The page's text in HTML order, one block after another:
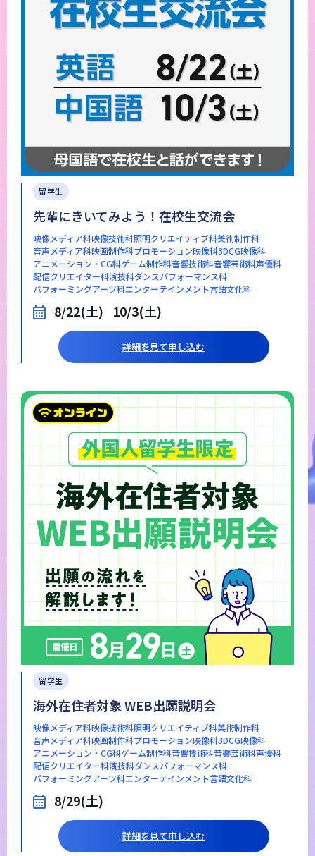
留学生
先輩にきいてみよう！在校生交流会
映像メディア科映像技術科照明クリエイティブ科美術制作科
音声メディア科映画制作科プロモーション映像科3DCG映像科
アニメーション・CG科ゲーム制作科音響技術科音響芸術科声優科
配信クリエイター科演技科ダンスパフォーマンス科
パフォーミングアーツ科エンターテインメント言語文化科
8/22(土) 10/3(土)
詳細を見て申し込む
留学生
海外在住者対象 WEB出願説明会
映像メディア科映像技術科照明クリエイティブ科美術制作科
音声メディア科映画制作科プロモーション映像科3DCG映像科
アニメーション・CG科ゲーム制作科音響技術科音響芸術科声優科
配信クリエイター科演技科ダンスパフォーマンス科
パフォーミングアーツ科エンターテインメント言語文化科
8/29(土)
詳細を見て申し込む